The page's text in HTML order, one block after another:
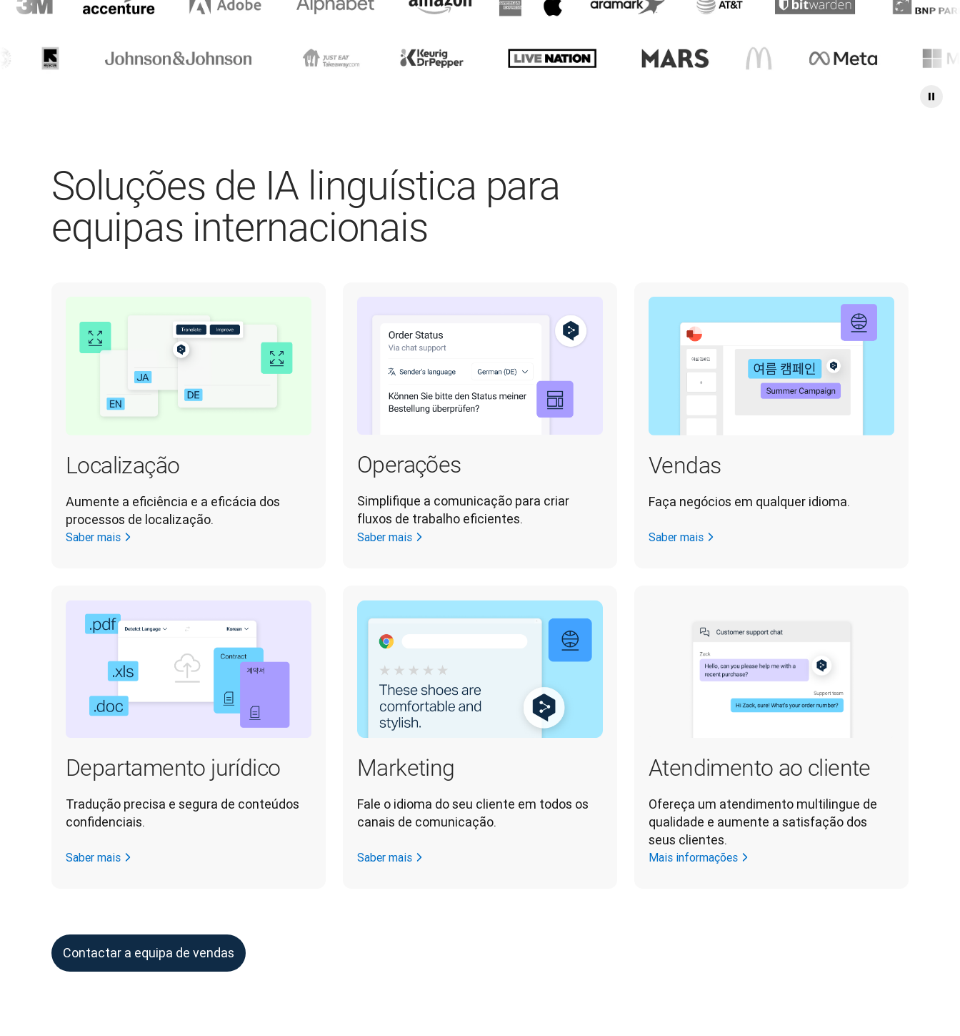
Soluções de IA linguística para
equipas internacionais
Localização
Aumente a eficiência e a eficácia dos
processos de localização.
Saber mais
Operações
Simplifique a comunicação para criar
fluxos de trabalho eficientes.
Saber mais
Vendas
Faça negócios em qualquer idioma.
Saber mais
Departamento jurídico
Tradução precisa e segura de conteúdos
confidenciais.
Saber mais
Marketing
Fale o idioma do seu cliente em todos os
canais de comunicação.
Saber mais
Atendimento ao cliente
Ofereça um atendimento multilingue de
qualidade e aumente a satisfação dos
seus clientes.
Mais informações
Contactar a equipa de vendas